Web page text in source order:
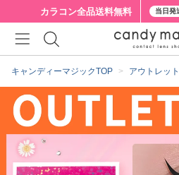
カラコン全品送料無料 当日発
キャンディーマジックTOP アウトレッ
クーポン